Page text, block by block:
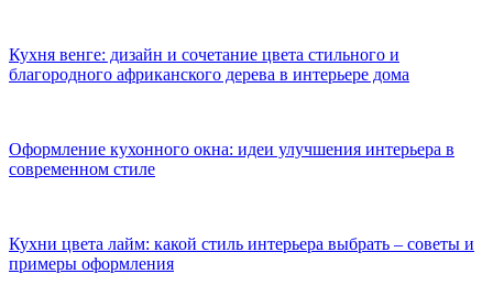
Кухня венге: дизайн и сочетание цвета стильного и
благородного африканского дерева в интерьере дома
Оформление кухонного окна: идеи улучшения интерьера в
современном стиле
Кухни цвета лайм: какой стиль интерьера выбрать – советы и
примеры оформления